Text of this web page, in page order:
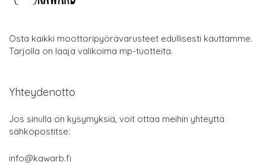
Osta kaikki moottoripyörävarusteet edullisesti kauttamme.
Tarjolla on laaja valikoima mp-tuotteita.
Yhteydenotto
Jos sinulla on kysymyksiä, voit ottaa meihin yhteyttä
sähköpostitse:
info@kawarb.fi